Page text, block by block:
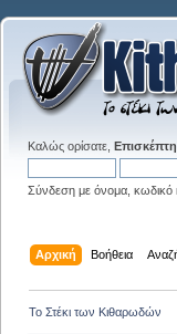
Καλώς ορίσατε,
Σύνδεση με όνομα, κωδικό
Αρχική Βοήθεια
Το Στέκι των Κιθαρωδών